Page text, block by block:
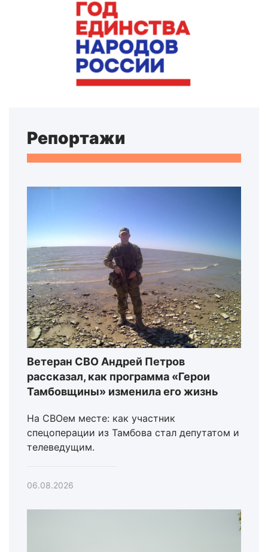
Репортажи
Ветеран СВО Андрей Петров
рассказал, как программа «Герои
Тамбовщины» изменила его жизнь
На СВОем месте: как участник
спецоперации из Тамбова стал депутатом и
телеведущим.
06.08.2026